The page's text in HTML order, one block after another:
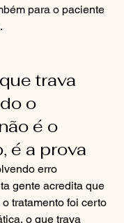
para o paciente
trava
o
é o
é a prova
erro
gente acredita que
tratamento foi certo
o que trava